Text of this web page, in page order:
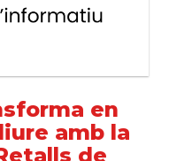
en
amb la
de